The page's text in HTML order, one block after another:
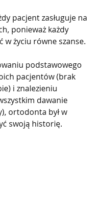
pacjent zasługuje na
ponieważ każdy
w życiu równe szanse.
podstawowego
pacjentów (brak
i znalezieniu
dawanie
ortodonta był w
swoją historię.